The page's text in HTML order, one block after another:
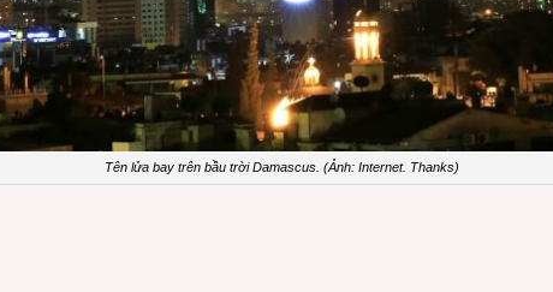
Tên lửa bay trên bầu trời Damascus. (Ảnh: Internet. Thanks)